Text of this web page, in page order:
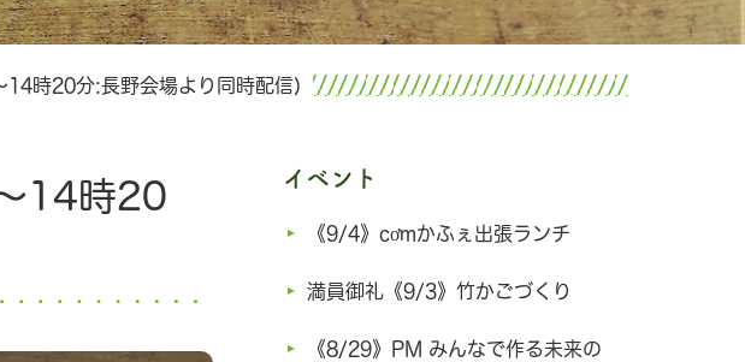
時20分:長野会場より同時配信)
14時20
イベント
《9/4》cơmかふぇ出張ランチ
満員御礼《9/3》竹かごづくり
《8/29》PM みんなで作る未来の